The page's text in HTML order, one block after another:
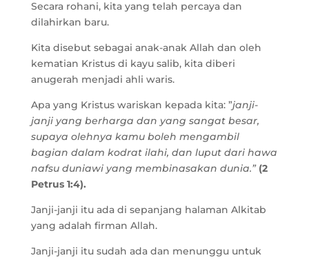
Secara rohani, kita yang telah percaya dan
dilahirkan baru.
Kita disebut sebagai anak-anak Allah dan oleh
kematian Kristus di kayu salib, kita diberi
anugerah menjadi ahli waris.
Apa yang Kristus wariskan kepada kita: ”janji-
janji yang berharga dan yang sangat besar,
supaya olehnya kamu boleh mengambil
bagian dalam kodrat ilahi, dan luput dari hawa
nafsu duniawi yang membinasakan dunia.” (2
Petrus 1:4).
Janji-janji itu ada di sepanjang halaman Alkitab
yang adalah firman Allah.
Janji-janji itu sudah ada dan menunggu untuk